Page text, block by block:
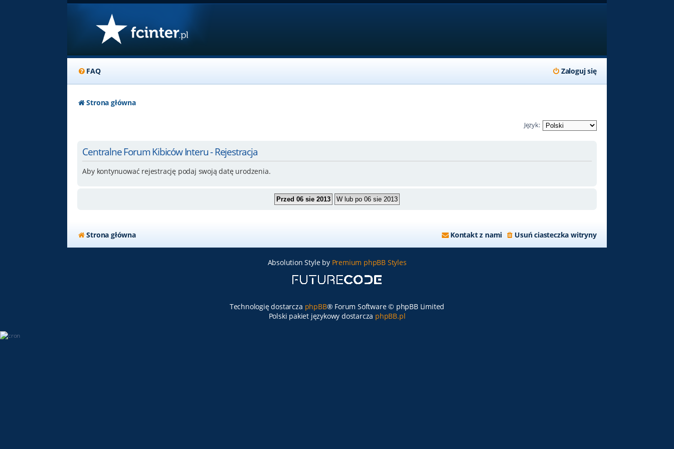
FAQ Zaloguj się
Strona główna
Język:
Centralne Forum Kibiców Interu - Rejestracja
Aby kontynuować rejestrację podaj swoją datę urodzenia.
Strona główna Usuń ciasteczka witryny
Kontakt z nami
Absolution Style by Premium phpBB Styles
Technologię dostarcza phpBB® Forum Software © phpBB Limited
Polski pakiet językowy dostarcza phpBB.pl